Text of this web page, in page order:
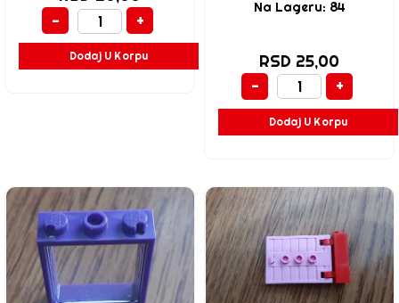
-
+
Dodaj U Korpu
Na Lageru: 84
RSD 25,00
-
+
Dodaj U Korpu